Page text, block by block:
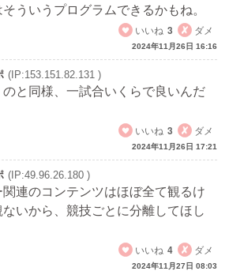
ういうプログラムできるかもね。
いいね 3 ダメ
2024年11月26日 16:16
(IP:153.151.82.131 )
のと同様、一試合いくらで良いんだ
いいね 3 ダメ
2024年11月26日 17:21
(IP:49.96.26.180 )
連のコンテンツはほぼ全て観るけ
いから、競技ごとに分離してほし
いいね 4 ダメ
2024年11月27日 08:03